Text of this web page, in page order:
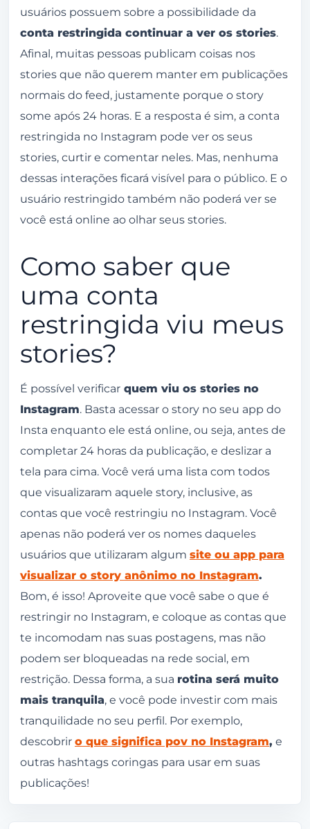
usuários possuem sobre a possibilidade da
conta restringida continuar a ver os stories.
Afinal, muitas pessoas publicam coisas nos
stories que não querem manter em publicações
normais do feed, justamente porque o story
some após 24 horas. E a resposta é sim, a conta
restringida no Instagram pode ver os seus
stories, curtir e comentar neles. Mas, nenhuma
dessas interações ficará visível para o público. E o
usuário restringido também não poderá ver se
você está online ao olhar seus stories.
Como saber que
uma conta
restringida viu meus
stories?
É possível verificar quem viu os stories no
Instagram. Basta acessar o story no seu app do
Insta enquanto ele está online, ou seja, antes de
completar 24 horas da publicação, e deslizar a
tela para cima. Você verá uma lista com todos
que visualizaram aquele story, inclusive, as
contas que você restringiu no Instagram. Você
apenas não poderá ver os nomes daqueles
usuários que utilizaram algum site ou app para
visualizar o story anônimo no Instagram.
Bom, é isso! Aproveite que você sabe o que é
restringir no Instagram, e coloque as contas que
te incomodam nas suas postagens, mas não
podem ser bloqueadas na rede social, em
restrição. Dessa forma, a sua rotina será muito
mais tranquila, e você pode investir com mais
tranquilidade no seu perfil. Por exemplo,
descobrir o que significa pov no Instagram, e
outras hashtags coringas para usar em suas
publicações!